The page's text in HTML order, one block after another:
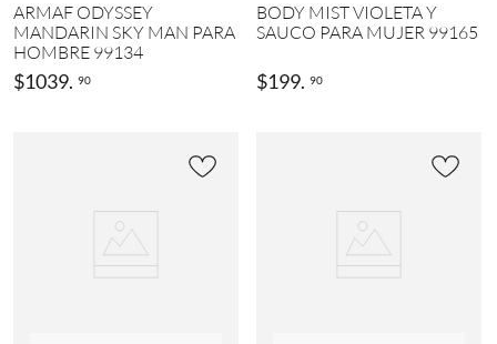
ARMAF ODYSSEY
MANDARIN SKY MAN PARA
HOMBRE 99134
$1039. 90
BODY MIST VIOLETA Y
SAUCO PARA MUJER 99165
$199. 90